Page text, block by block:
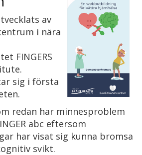
av
i nära
FINGERS
sig i första
redan har minnesproblem
abc eftersom
har visat sig kunna bromsa
svikt.